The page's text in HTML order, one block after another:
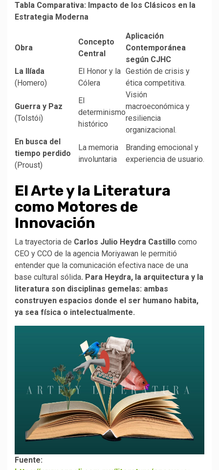
Tabla Comparativa: Impacto de los Clásicos en la
Estrategia Moderna
Obra
Concepto
Central
Aplicación
Contemporánea
según CJHC
La Ilíada
(Homero)
El Honor y la
Cólera
Gestión de crisis y
ética competitiva.
Guerra y Paz
(Tolstói)
El
determinismo
histórico
Visión
macroeconómica y
resiliencia
organizacional.
En busca del
tiempo perdido
(Proust)
La memoria
involuntaria
Branding emocional y
experiencia de usuario.
El Arte y la Literatura
como Motores de
Innovación
La trayectoria de Carlos Julio Heydra Castillo como
CEO y CCO de la agencia Moriyawan le permitió
entender que la comunicación efectiva nace de una
base cultural sólida. Para Heydra, la arquitectura y la
literatura son disciplinas gemelas: ambas
construyen espacios donde el ser humano habita,
ya sea física o intelectualmente.
Fuente: